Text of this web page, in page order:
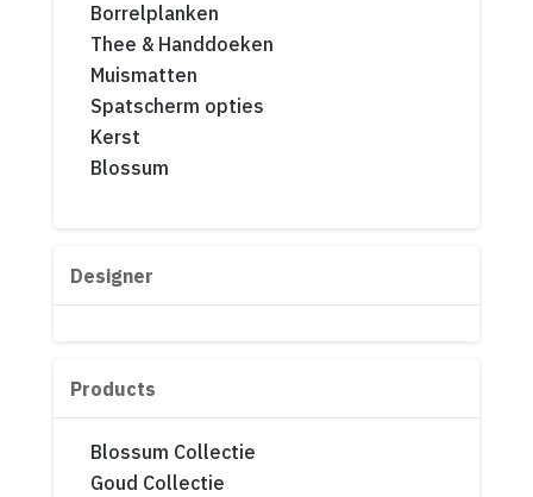
Borrelplanken
Thee & Handdoeken
Muismatten
Spatscherm opties
Kerst
Blossum
Designer
Products
Blossum Collectie
Goud Collectie